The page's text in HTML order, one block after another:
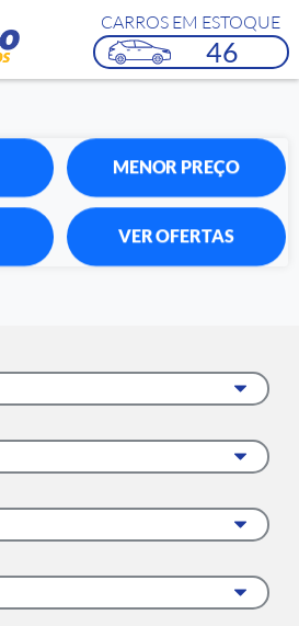
CARROS EM ESTOQUE
46
MENOR PREÇO
VER OFERTAS